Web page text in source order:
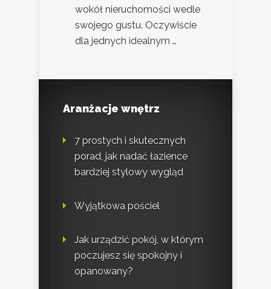
wokół nieruchomości wedle
swojego gustu. Oczywiście
dla jednych idealnym …
Aranżacje wnętrz
7 prostych i skutecznych
porad, jak nadać łazience
bardziej stylowy wygląd
Wyjątkowa pościel
Jak urządzić pokój, w którym
poczujesz się spokojny i
opanowany?